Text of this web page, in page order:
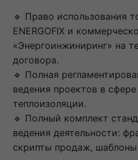
🔹 Право использования
ENERGOFIX и
«Энергоинжиниринг» на
договора.
🔹 Полная
ведения проектов в
теплоизоляции.
🔹 Полный комплект
ведения деятельности:
скрипты продаж,